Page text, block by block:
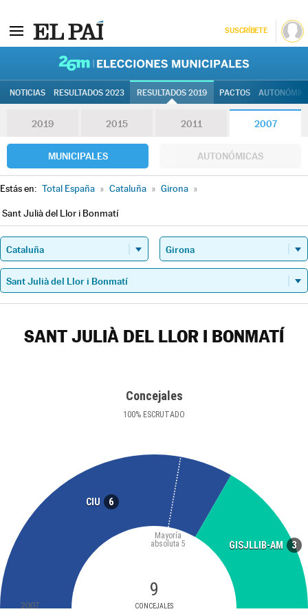
SUSCRÍBETE
NOTICIAS RESULTADOS 2023 RESULTADOS 2019 PACTOS
2019 2015 2011 2007
MUNICIPALES AUTONÓMICAS
Estás en: Total España » Cataluña » Girona »
Sant Julià del Llor i Bonmatí
SANT JULIÀ DEL LLOR I BONMATÍ
Concejales
100% ESCRUTADO
CIU 6
GISJLLIB-AM 3
9
CONCEJALES
Mayoría
absoluta 5
2007